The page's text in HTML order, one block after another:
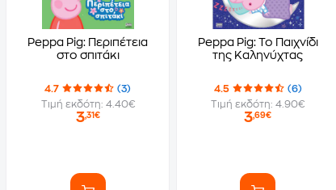
Peppa Pig: Περιπέτεια
στο σπιτάκι
4.7
(3)
Τιμή εκδότη: 4.40€
3,31€
Peppa Pig: Το Παιχνίδι
της Καληνύχτας
4.5
(6)
Τιμή εκδότη: 4.90€
3,69€